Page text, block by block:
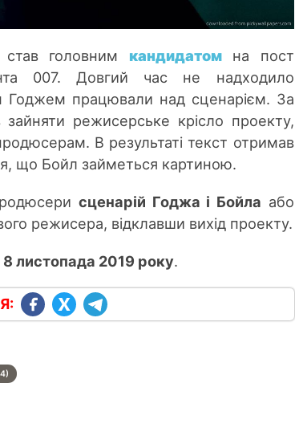
став головним кандидатомна пост
007. Довгий час не надходило
працювали над сценарієм. За
режисерське крісло проекту,
В результаті текст отримав
що Бойл займеться картиною.
сценарій Годжа і Бойла або
режисера, відклавши вихід проекту.
8 листопада 2019 року.